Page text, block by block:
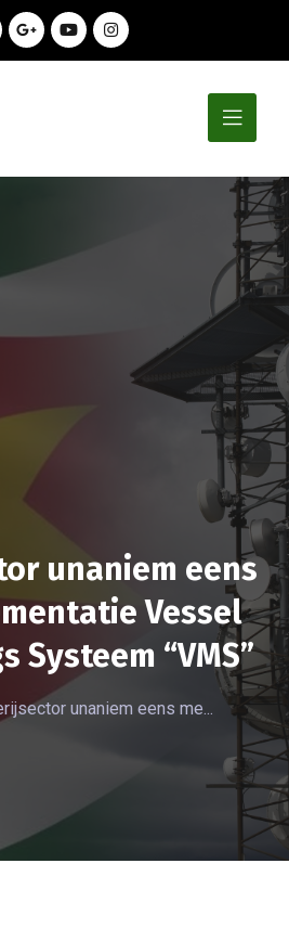
unaniem eens
Vessel
Systeem “VMS”
unaniem eens me...